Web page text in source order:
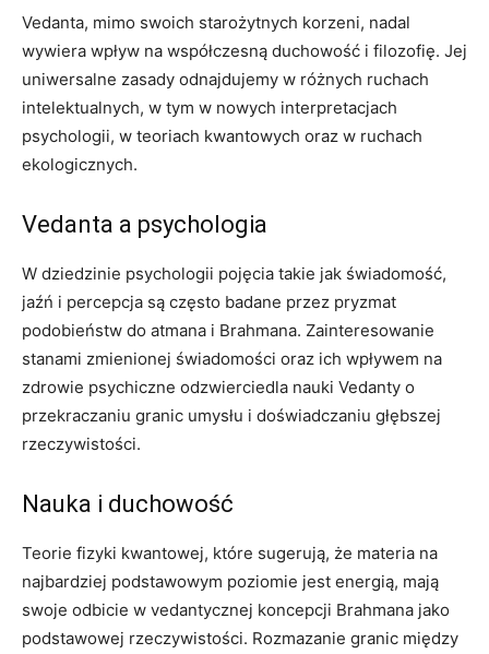
Vedanta, mimo swoich starożytnych korzeni, nadal
wywiera wpływ na współczesną duchowość i filozofię. Jej
uniwersalne zasady odnajdujemy w różnych ruchach
intelektualnych, w tym w nowych interpretacjach
psychologii, w teoriach kwantowych oraz w ruchach
ekologicznych.
Vedanta a psychologia
W dziedzinie psychologii pojęcia takie jak świadomość,
jaźń i percepcja są często badane przez pryzmat
podobieństw do atmana i Brahmana. Zainteresowanie
stanami zmienionej świadomości oraz ich wpływem na
zdrowie psychiczne odzwierciedla nauki Vedanty o
przekraczaniu granic umysłu i doświadczaniu głębszej
rzeczywistości.
Nauka i duchowość
Teorie fizyki kwantowej, które sugerują, że materia na
najbardziej podstawowym poziomie jest energią, mają
swoje odbicie w vedantycznej koncepcji Brahmana jako
podstawowej rzeczywistości. Rozmazanie granic między